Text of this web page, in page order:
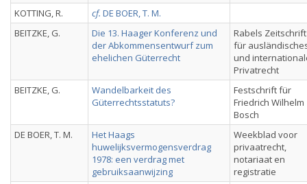
KOTTING, R. cf. DE BOER, T. M.
BEITZKE, G.
Die 13. Haager Konferenz und
der Abkommensentwurf zum
ehelichen Güterrecht
Rabels Zeitschrift
für
und
Privatrecht
BEITZKE, G.
Wandelbarkeit des
Güterrechtsstatuts?
Festschrift für
Friedrich Wilhelm
Bosch
DE BOER, T. M.
Het Haags
huwelijksvermogensverdrag
1978: een verdrag met
gebruiksaanwijzing
Weekblad voor
privaatrecht,
notariaat en
registratie